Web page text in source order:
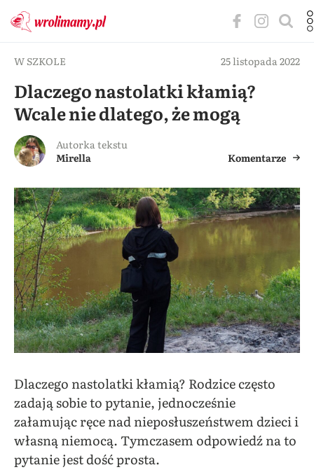
W SZKOLE 25 listopada 2022
Dlaczego nastolatki kłamią?
Wcale nie dlatego, że mogą
Autorka tekstu
Mirella
Komentarze
Dlaczego nastolatki kłamią? Rodzice często
zadają sobie to pytanie, jednocześnie
załamując ręce nad nieposłuszeństwem dzieci i
własną niemocą. Tymczasem odpowiedź na to
pytanie jest dość prosta.